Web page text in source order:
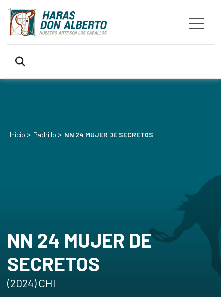
Inicio > Padrillo > NN 24 MUJER DE SECRETOS
NN 24 MUJER DE
SECRETOS
(2024) CHI